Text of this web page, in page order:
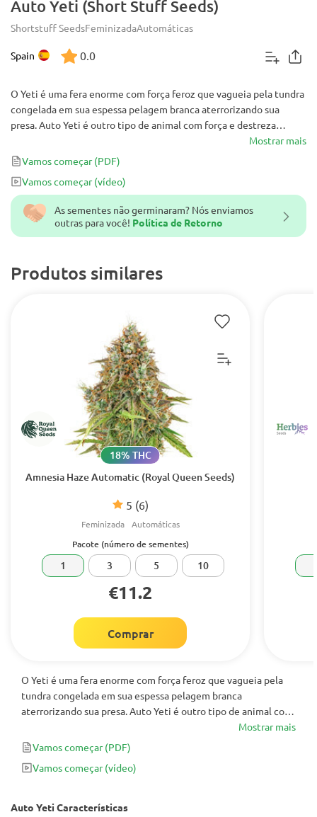
Auto Yeti (Short Stuff Seeds)
Shortstuff SeedsFeminizadaAutomáticas
Spain 0.0
As sementes não germinaram? Nós enviamos
outras para você! Política de Retorno
Produtos similares
Amnesia Haze Automatic (Royal Queen Seeds)
5 (6)
18% THC
Feminizada Automáticas
Pacote (número de sementes)
1 3 5 10
€11.2
Comprar
O Yeti é uma fera enorme com força feroz que vagueia pela
tundra congelada em sua espessa pelagem branca
aterrorizando sua presa. Auto Yeti é outro tipo de animal com
força e destreza semelhantes que dominará sua sala de
cultivo com seus botões brancos gelados.
Mostrar mais
Vamos começar (PDF)
Vamos começar(vídeo)
Auto Yeti Características
O Yeti é uma fera enorme com força feroz que vagueia pela tundra
congelada em sua espessa pelagem branca aterrorizando sua
presa. Auto Yeti é outro tipo de animal com força e destreza
semelhantes que dominará sua sala de cultivo com seus botões
brancos gelados.
Mostrar mais
Vamos começar (PDF)
Vamos começar(vídeo)